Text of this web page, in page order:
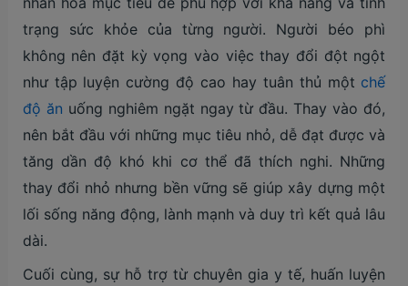
trạng sức khỏe của từng người. Người béo phì
không nên đặt kỳ vọng vào việc thay đổi đột ngột
như tập luyện cường độ cao hay tuân thủ một chế
độ ăn uống nghiêm ngặt ngay từ đầu. Thay vào đó,
nên bắt đầu với những mục tiêu nhỏ, dễ đạt được và
tăng dần độ khó khi cơ thể đã thích nghi. Những
thay đổi nhỏ nhưng bền vững sẽ giúp xây dựng một
lối sống năng động, lành mạnh và duy trì kết quả lâu
dài.
Cuối cùng, sự hỗ trợ từ chuyên gia y tế, huấn luyện